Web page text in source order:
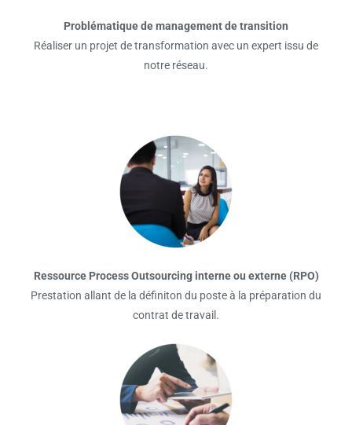
Problématique de management de transition
Réaliser un projet de transformation avec un expert issu de
notre réseau.
Ressource Process Outsourcing interne ou externe (RPO)
Prestation allant de la définiton du poste à la préparation du
contrat de travail.